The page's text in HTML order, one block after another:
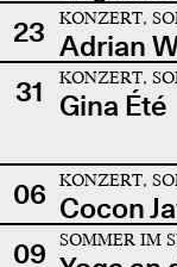
23
KONZERT,
Adrian
31
KONZERT,
Gina Été
06 KONZERT,
Cocon
09
SOMMER IM